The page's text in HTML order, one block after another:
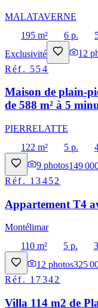
MALATAVERNE
195 m²
6 p.
Exclusivité
12
Réf. 554
Maison de plain-
de 588 m² à 5
PIERRELATTE
122 m²
5 p.
9 photos149
Réf. 13452
Appartement T4
Montélimar
110 m²
5 p.
12 photos325
Réf. 17342
Villa 114 m2 de